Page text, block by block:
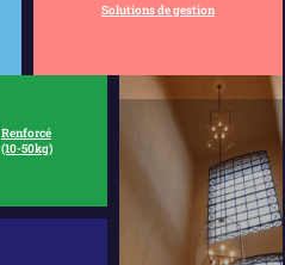
Solutions de gestion
Renforcé
(10-50kg)